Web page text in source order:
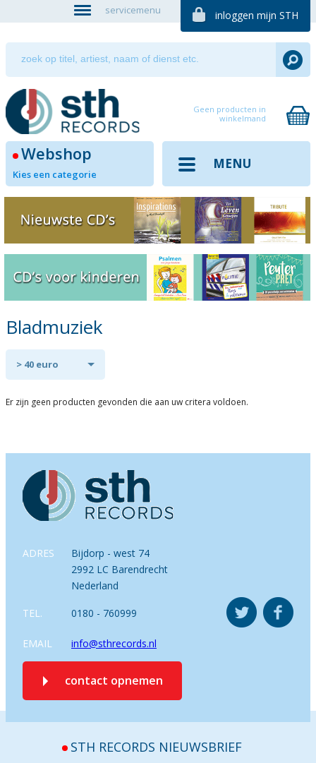
servicemenu inloggen mijn STH
Geen producten in
winkelmand
Webshop
Kies een categorie
MENU
Bladmuziek
> 40 euro
Er zijn geen producten gevonden die aan uw critera voldoen.
ADRES
Bijdorp - west 74
2992 LC Barendrecht
Nederland
TEL. 0180 - 760999
EMAIL info@sthrecords.nl
contact opnemen
STH RECORDS NIEUWSBRIEF